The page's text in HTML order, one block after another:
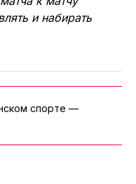
и набирать
спорте —